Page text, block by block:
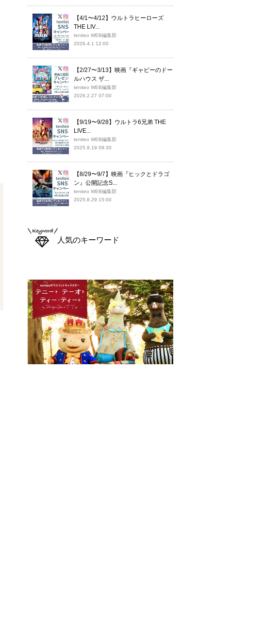
【4/1〜4/12】ウルトラヒーローズ
THE LIV...
teniteo WEB編集部
2026.4.1 12:00
【2/27〜3/13】映画『ギャビーのドー
ルハウス ザ...
teniteo WEB編集部
2026.2.27 07:00
【9/19〜9/28】ウルトラ6兄弟 THE
LIVE...
teniteo WEB編集部
2025.9.19 09:30
【8/29〜9/7】映画『ヒックとドラゴ
ン』公開記念S...
teniteo WEB編集部
2025.8.29 15:00
人気のキーワード